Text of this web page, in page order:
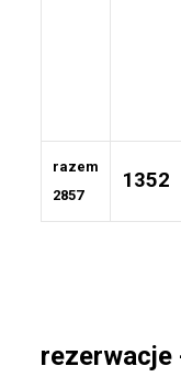
razem
2857
1352
rezerwacje